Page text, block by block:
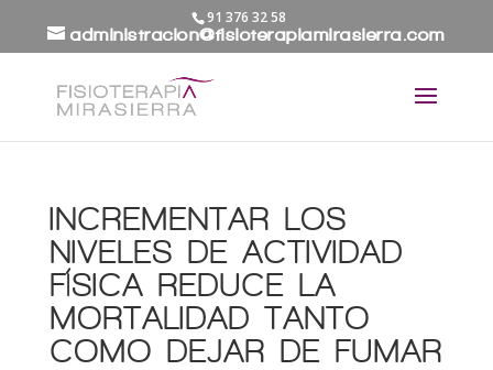
91 376 32 58
administracion@fisioterapiamirasierra.com
INCREMENTAR LOS
NIVELES DE ACTIVIDAD
FÍSICA REDUCE LA
MORTALIDAD TANTO
COMO DEJAR DE FUMAR